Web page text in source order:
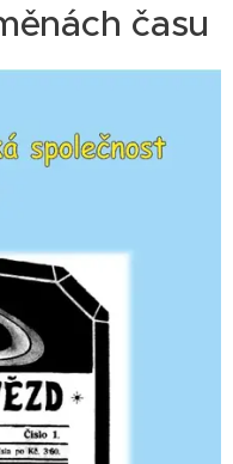
času